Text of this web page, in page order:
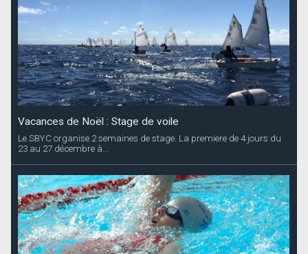
Vacances de Noël : Stage de voile
Le SBYC organise 2 semaines de stage. La premiere de 4 jours du
23 au 27 décembre à...